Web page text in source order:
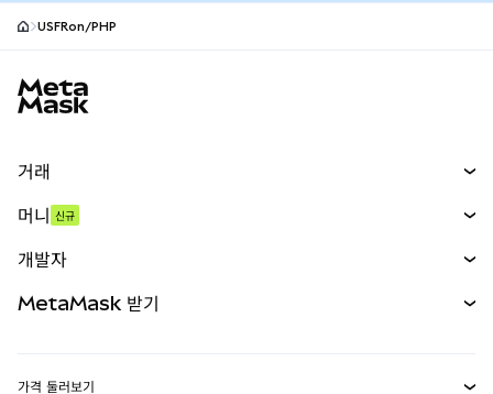
USFRon/PHP
거래
무기한 선물
실물자산
머니 신규
개발자
MetaMask 받기
가격 둘러보기